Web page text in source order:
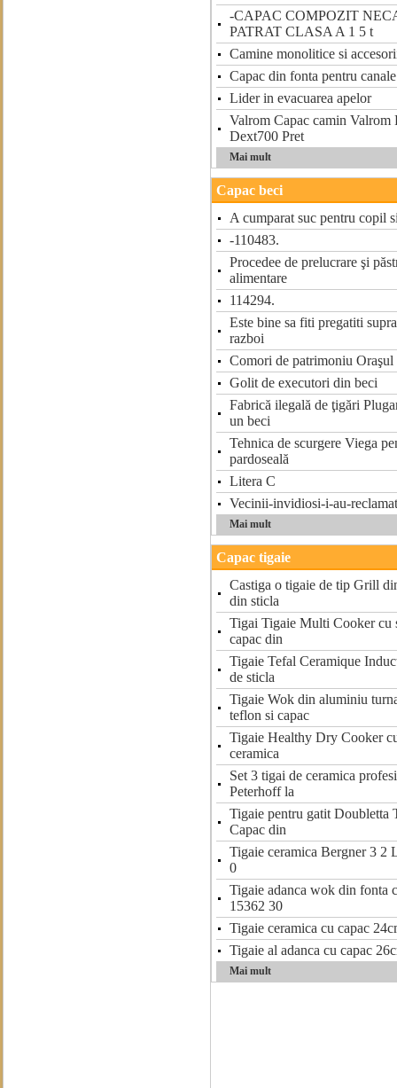
-CAPAC COMPOZIT
PATRAT CLASA A 1 5 t
Camine monolitice si
Capac din fonta pentru
Lider in evacuarea apelor
Valrom Capac camin
Dext700 Pret
Mai mult
Capac beci
A cumparat suc pentru copil
-110483.
Procedee de prelucrare şi
alimentare
114294.
Este bine sa fiti pregatiti
razboi
Comori de patrimoniu Oraşul
Golit de executori din beci
Fabrică ilegală de ţigări
un beci
Tehnica de scurgere Viega
pardoseală
Litera C
Vecinii-invidiosi-i-au-
Mai mult
Capac tigaie
Castiga o tigaie de tip Grill
din sticla
Tigai Tigaie Multi Cooker cu
capac din
Tigaie Tefal Ceramique
de sticla
Tigaie Wok din aluminiu
teflon si capac
Tigaie Healthy Dry Cooker
ceramica
Set 3 tigai de ceramica
Peterhoff la
Tigaie pentru gatit Doubletta
Capac din
Tigaie ceramica Bergner 3 2
0
Tigaie adanca wok din fonta
15362 30
Tigaie ceramica cu capac
Tigaie al adanca cu capac
Mai mult